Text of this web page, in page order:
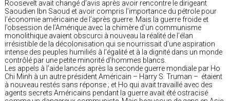
Roosevelt avait changé d’avis après avoir rencontre le dirigeant
Saoudien Ibn Saoud et avoir compris l’importance du pétrole pour
l’économie américaine de l’après guerre. Mais la guerre froide et
l’obsession de l’Amérique avec la chimère d’un communisme
monolithique avaient obscurci à nouveau la réalité de l’élan
irrésistible de la décolonisation qui se nourrissait d’une aspiration
intense des peuples humiliés à l’égalité et à la dignité dans un monde
contrôlé par une petite minorité d’hommes blancs.
Les appels à l’aide lancés après la seconde guerre mondiale par Ho
Chi Minh à un autre président Américain – Harry S. Truman – étaient
à nouveau restés sans réponse ; et Ho qui avait travaillé avec des
agents secrets Américains pendant la guerre avait été ostracisé